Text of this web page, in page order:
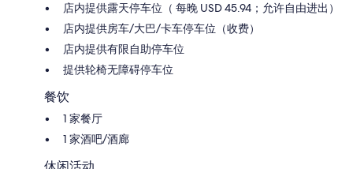
店内提供露天停车位（ 每晚 USD 45.94；允许自由进出）
店内提供房车/大巴/卡车停车位（收费）
店内提供有限自助停车位
提供轮椅无障碍停车位
餐饮
1 家餐厅
1 家酒吧/酒廊
休闲活动